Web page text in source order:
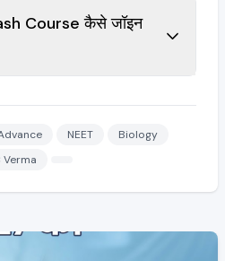
Course कैसे जॉइन
NEET
Biology
Verma